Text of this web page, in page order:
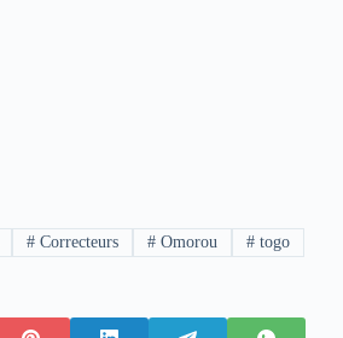
# Correcteurs # Omorou #togo